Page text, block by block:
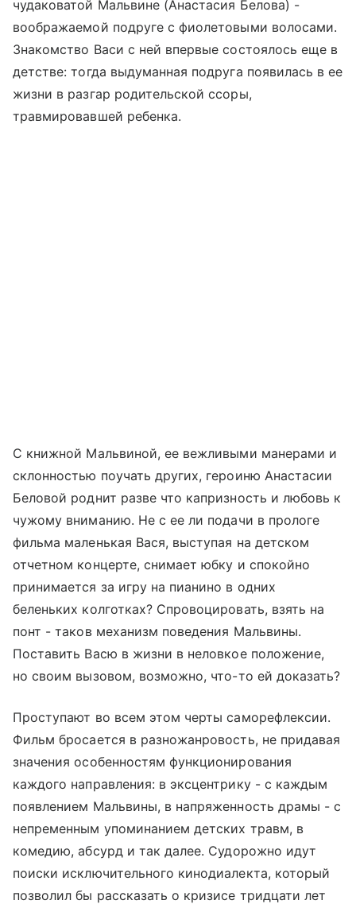
чудаковатой Мальвине (Анастасия Белова) -
воображаемой подруге с фиолетовыми волосами.
Знакомство Васи с ней впервые состоялось еще в
детстве: тогда выдуманная подруга появилась в ее
жизни в разгар родительской ссоры,
травмировавшей ребенка.
С книжной Мальвиной, ее вежливыми манерами и
склонностью поучать других, героиню Анастасии
Беловой роднит разве что капризность и любовь к
чужому вниманию. Не с ее ли подачи в прологе
фильма маленькая Вася, выступая на детском
отчетном концерте, снимает юбку и спокойно
принимается за игру на пианино в одних
беленьких колготках? Спровоцировать, взять на
понт - таков механизм поведения Мальвины.
Поставить Васю в жизни в неловкое положение,
но своим вызовом, возможно, что-то ей доказать?
Проступают во всем этом черты саморефлексии.
Фильм бросается в разножанровость, не придавая
значения особенностям функционирования
каждого направления: в эксцентрику - с каждым
появлением Мальвины, в напряженность драмы - с
непременным упоминанием детских травм, в
комедию, абсурд и так далее. Судорожно идут
поиски исключительного кинодиалекта, который
позволил бы рассказать о кризисе тридцати лет